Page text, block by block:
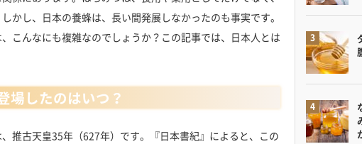
かし、日本の養蜂は、長い間発展しなかったのも事実です。
こんなにも複雑なのでしょうか？この記事では、日本人とは
場したのはいつ？
推古天皇35年（627年）です。『日本書紀』によると、この